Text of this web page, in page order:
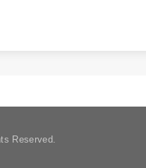
Reserved.